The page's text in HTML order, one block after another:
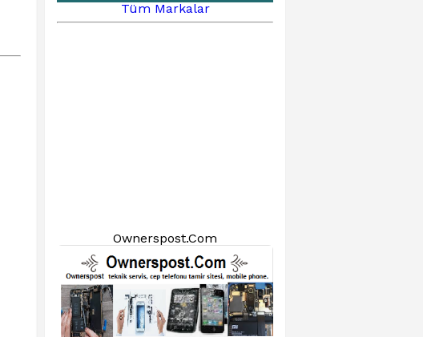
Tüm Markalar
Ownerspost.Com